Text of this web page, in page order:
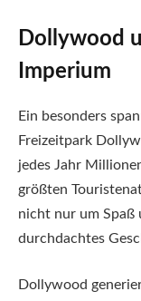
Dollywood
Imperium
Ein besonders
Freizeitpark
jedes Jahr
größten
nicht nur um Spaß
durchdachtes
Dollywood